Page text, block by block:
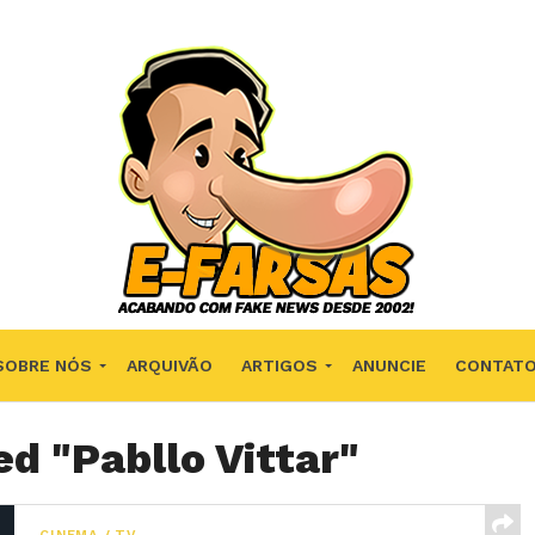
NÓS ARQUIVÃO ARTIGOS ANUNCIE CONTATO
"Pabllo Vittar"